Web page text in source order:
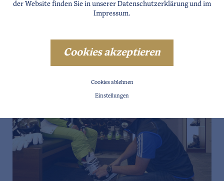
der Website finden Sie in unserer Datenschutzerklärungund im
Impressum.
Cookies akzeptieren
Cookies ablehnen
Einstellungen